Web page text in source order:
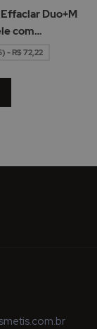
Duo+M
com
- R$ 72,22